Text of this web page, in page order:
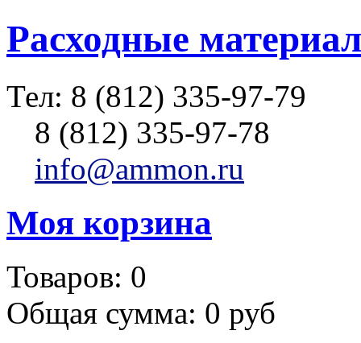
Расходные
Тел: 8 (812) 335-97-79
8 (812) 335-97-78
info@ammon.ru
Моя корзина
Товаров: 0
Общая сумма: 0 руб